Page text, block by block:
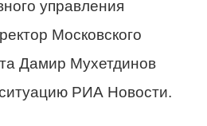
управления
Московского
Дамир Мухетдинов
РИА Новости.